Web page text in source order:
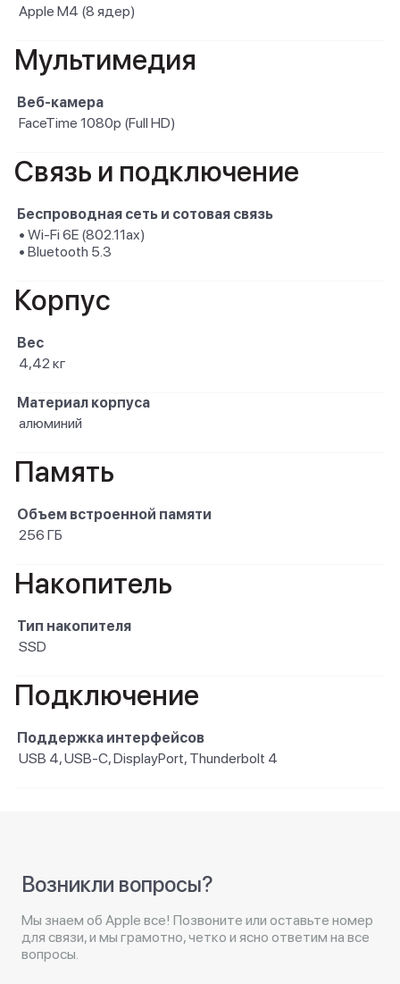
Apple M4 (8 ядер)
Мультимедия
Веб-камера
FaceTime 1080p (Full HD)
Связь и подключение
Беспроводная сеть и сотовая связь
• Wi-Fi 6E (802.11ax)
• Bluetooth 5.3
Корпус
Вес
4,42 кг
Материал корпуса
алюминий
Память
Объем встроенной памяти
256 ГБ
Накопитель
Тип накопителя
SSD
Подключение
Поддержка интерфейсов
USB 4, USB-C, DisplayPort, Thunderbolt 4
Возникли вопросы?
Мы знаем об Apple все! Позвоните или оставьте номер
для связи, и мы грамотно, четко и ясно ответим на все
вопросы.